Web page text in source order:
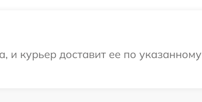
курьер доставит ее по указанному